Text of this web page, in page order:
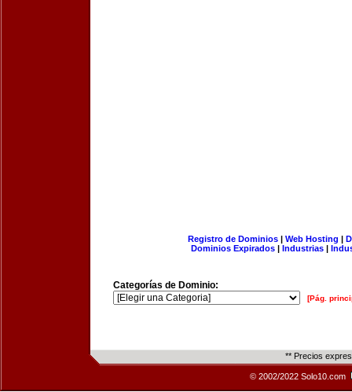
Registro de Dominios| Web Hosting |
Dominios Expirados | Industrias |
Categorías de Dominio:
[Pág.
** Precios
© 2002/2022 Solo10.com